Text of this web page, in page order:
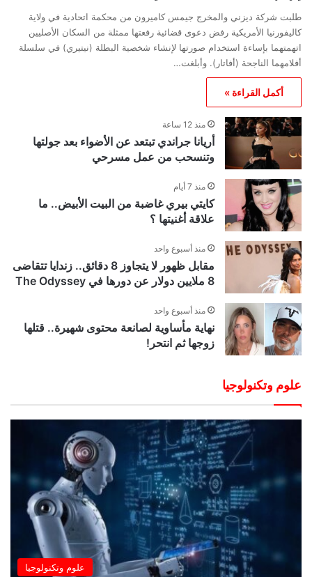
طلبت شركة ديزني والمخرج جيمس كاميرون من محكمة اتحادية في ولاية
كاليفورنيا الأمريكية رفض دعوى قضائية رفعتها ممثلة من السكان الأصليين
اتهمتهما بإساءة استخدام صورتها لإنشاء شخصية البطلة (نيتيري) في سلسلة
أفلامهما الناجحة (أفاتار). وأبلغت…
أكمل القراءة »
منذ 12 ساعة
أريانا جراندي تبتعد عن الأضواء بعد جولتها
وتنسحب من عمل مسرحي
منذ 7 أيام
كايتي بيري غاضبة من البيت الأبيض.. ما
علاقة أغنيتها ؟
منذ أسبوع واحد
مقابل ظهور لا يتجاوز 8 دقائق.. زندايا تتقاضى
8 ملايين دولار عن دورها في The Odyssey
منذ أسبوع واحد
نهاية مأساوية لصانعة محتوى شهيرة.. قتلها
زوجها ثم انتحر!
علوم وتكنولوجيا
علوم وتكنولوجيا